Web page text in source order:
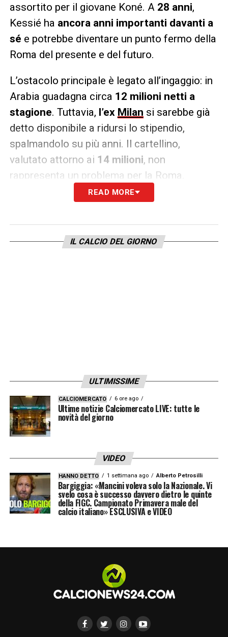
assortito per il giovane Koné. A 28 anni,
Kessié ha ancora anni importanti davanti a
sé e potrebbe diventare un punto fermo della
Roma del presente e del futuro.
L’ostacolo principale è legato all’ingaggio: in
Arabia guadagna circa 12 milioni netti a
stagione. Tuttavia, l’ex Milan si sarebbe già
detto disponibile a ridursi lo stipendio,
spalmandolo su più anni. Il cartellino,
valutato attorno ai 14 milioni, non
rappresenta un problema per la Roma.
Con alle spalle un percorso solido in Italia –
conosce il nostro calcio come pochi. E ora
tornarci da protagonista
READ MORE
IL CALCIO DEL GIORNO
ULTIMISSIME
CALCIOMERCATO 6 ore ago
Ultime notizie Calciomercato LIVE: tutte le
novità del giorno
VIDEO
HANNO DETTO 1 settimana ago Alberto Petrosilli
Bargiggia: «Mancini voleva solo la Nazionale. Vi
svelo cosa è successo davvero dietro le quinte
della FIGC. Campionato Primavera male del
calcio italiano» ESCLUSIVA e VIDEO